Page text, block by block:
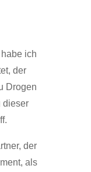
ich
der
Drogen
dieser
der
als